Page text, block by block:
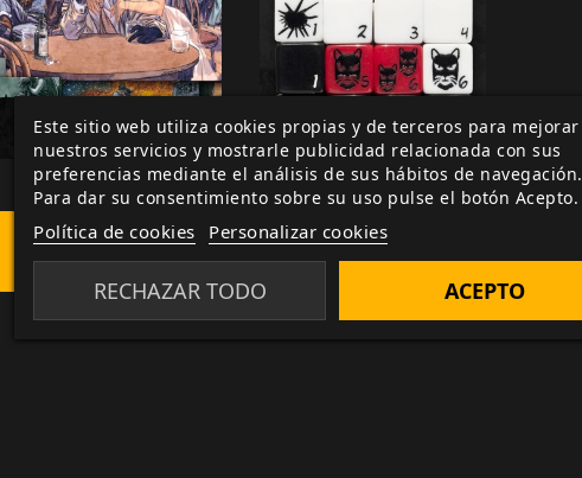
Blacksad: The
Gamemaster's Screen
COMPRAR VERSIÓN FÍSICA
11,99 €
Blacksad: Dados
COMPRAR VERSIÓN FÍSICA
AGOTADO
Este sitio web utiliza cookies propias y de terceros para mejorar
nuestros servicios y mostrarle publicidad relacionada con sus
preferencias mediante el análisis de sus hábitos de navegación.
Para dar su consentimiento sobre su uso pulse el botón Acepto.
Política de cookies Personalizar cookies
RECHAZAR TODO ACEPTO